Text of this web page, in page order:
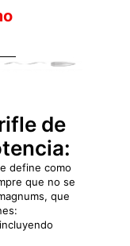
de
define como
que no se
que